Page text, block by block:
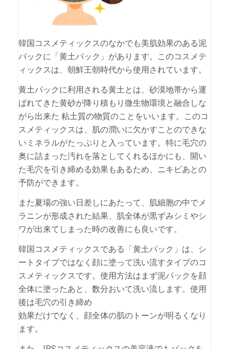
韓国コスメティックスのなかでも美肌効果のある泥
パックに「黄土パック」があります。このコスメテ
ィックスは、朝鮮王朝時代から使用されています。
黄土パックに利用される黄土とは、砂漠地帯から運
ばれてきた黄砂が降り積もり微生物環境と融合しな
がら出来た 粘土質の物質のことをいいます。このコ
スメティックスは、肌の潤いに欠かすことのできな
いミネラルがたっぷりと入っています。特に毛穴の
奥に詰まった汚れを落としてくれるほかにも、開い
た毛穴を引き締める効果もあるため、ニキビあとの
予防ができます。
また夏場の強い日差しにあたって、肌細胞の中でメ
ラニンが形成された結果、肌全体が黒ずみシミやシ
ワが出来てしまった時の改善にも良いです。
韓国コスメティックスである「黄土パック」は、シ
ートタイプではなく顔に塗って洗い流すタイプのコ
スメティックスです。使用方法はまず泥パックを顔
全体に塗ったあと、数分おいて洗い流します。使用
後は毛穴の引き締め
効果だけでなく、顔全体の肌のトーンが明るくなり
ます。